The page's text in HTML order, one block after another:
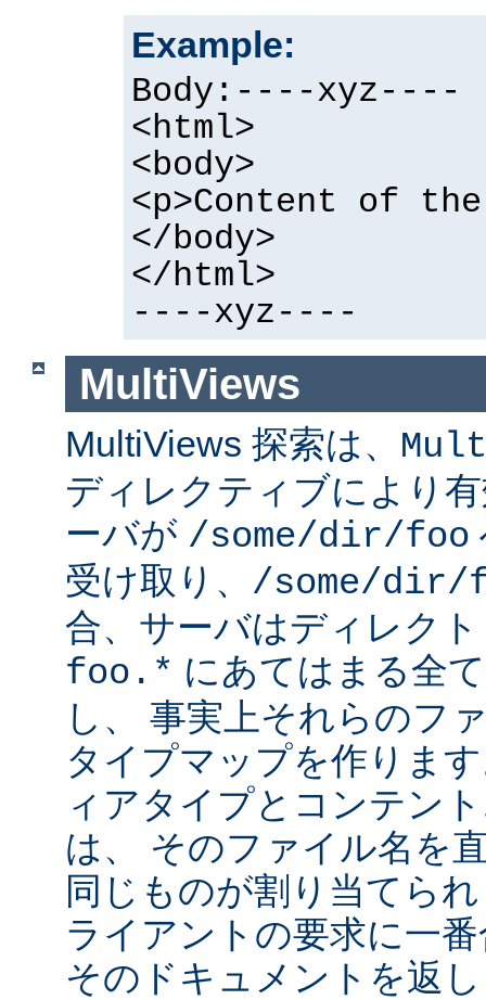
Example:
Body:----xyz----
<html>
<body>
<p>Content of
</body>
</html>
----xyz----
MultiViews
MultiViews 探索は、
ディレクティブにより
ーバが /some/dir/foo
受け取り、 /some/dir/
合、サーバはディレク
foo.* にあてはまる全
し、 事実上それらのフ
タイプマップを作りま
ィアタイプとコンテン
は、 そのファイル名を
同じものが割り当てら
ライアントの要求に一
そのドキュメントを返